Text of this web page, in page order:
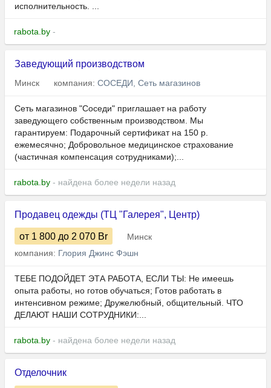
исполнительность. ...
rabota.by -
Заведующий производством
Минск компания: СОСЕДИ, Сеть магазинов
Сеть магазинов "Соседи" приглашает на работу
заведующего собственным производством. Мы
гарантируем: Подарочный сертификат на 150 р.
ежемесячно; Добровольное медицинское страхование
(частичная компенсация сотрудниками);...
rabota.by - найдена более недели назад
Продавец одежды (ТЦ "Галерея", Центр)
от 1 800 до 2 070 Br
Минск
компания: Глория Джинс Фэшн
ТЕБЕ ПОДОЙДЕТ ЭТА РАБОТА, ЕСЛИ ТЫ: Не имеешь
опыта работы, но готов обучаться; Готов работать в
интенсивном режиме; Дружелюбный, общительный. ЧТО
ДЕЛАЮТ НАШИ СОТРУДНИКИ:...
rabota.by - найдена более недели назад
Отделочник